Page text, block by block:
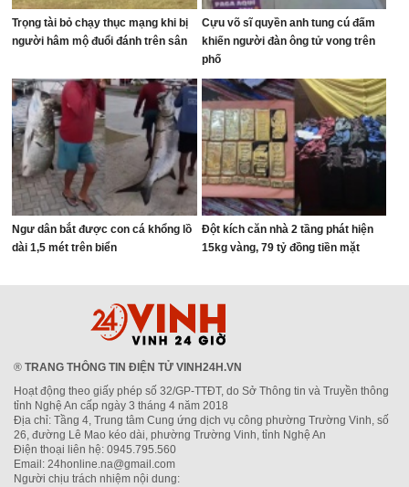
Trọng tài bỏ chạy thục mạng khi bị
người hâm mộ đuổi đánh trên sân
Cựu võ sĩ quyền anh tung cú đấm
khiến người đàn ông tử vong trên
phố
Ngư dân bắt được con cá khổng lồ
dài 1,5 mét trên biển
Đột kích căn nhà 2 tầng phát hiện
15kg vàng, 79 tỷ đồng tiền mặt
® TRANG THÔNG TIN ĐIỆN TỬ VINH24H.VN
Hoạt động theo giấy phép số 32/GP-TTĐT, do Sở Thông tin và Truyền thông
tỉnh Nghệ An cấp ngày 3 tháng 4 năm 2018
Địa chỉ: Tầng 4, Trung tâm Cung ứng dịch vụ công phường Trường Vinh, số
26, đường Lê Mao kéo dài, phường Trường Vinh, tỉnh Nghệ An
Điện thoại liên hệ: 0945.795.560
Email: 24honline.na@gmail.com
Người chịu trách nhiệm nội dung: